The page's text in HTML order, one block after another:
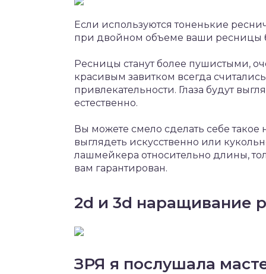
Если используются тоненькие
при двойном объеме ваши ресницы
Ресницы станут более пушистыми,
красивым завитком всегда
привлекательности. Глаза будут
естественно.
Вы можете смело сделать себе
выглядеть искусственно или
лашмейкера относительно длины,
вам гарантирован.
2d и 3d наращивание
ЗРЯ я послушала